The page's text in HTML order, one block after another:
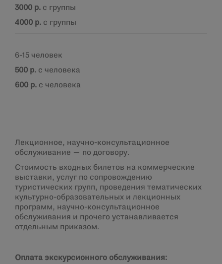
3000 р. с группы
4000 р. с группы
6-15 человек
500 р. с человека
600 р. с человека
Лекционное, научно-консультационное
обслуживание — по договору.
Стоимость входных билетов на коммерческие
выставки, услуг по сопровождению
туристических групп, проведения тематических
культурно-образовательных и лекционных
программ, научно-консультационное
обслуживания и прочего устанавливается
отдельным приказом.
Оплата экскурсионного обслуживания: